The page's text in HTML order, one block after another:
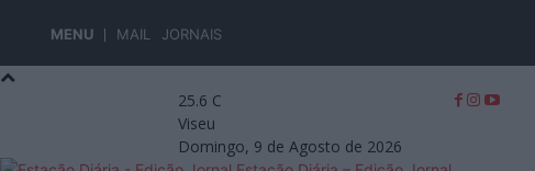
MENU MAIL JORNAIS
25.6 C
Viseu
Domingo, 9 de Agosto de 2026